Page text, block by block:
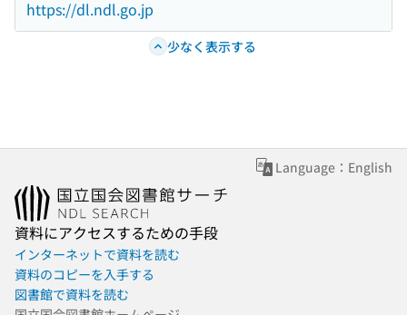
https://dl.ndl.go.jp
少なく表示する
Language：English
資料にアクセスするための手段
インターネットで資料を読む
資料のコピーを入手する
図書館で資料を読む